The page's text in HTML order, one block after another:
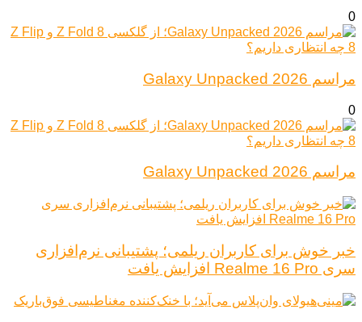
0
مراسم Galaxy Unpacked 2026
0
مراسم Galaxy Unpacked 2026
خبر خوش برای کاربران ریلمی؛ پشتیبانی نرم‌افزاری
سری Realme 16 Pro افزایش یافت